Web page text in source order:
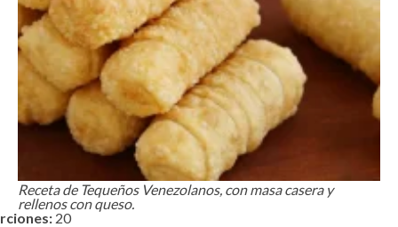
Receta de Tequeños Venezolanos, con masa casera y
rellenos con queso.
20